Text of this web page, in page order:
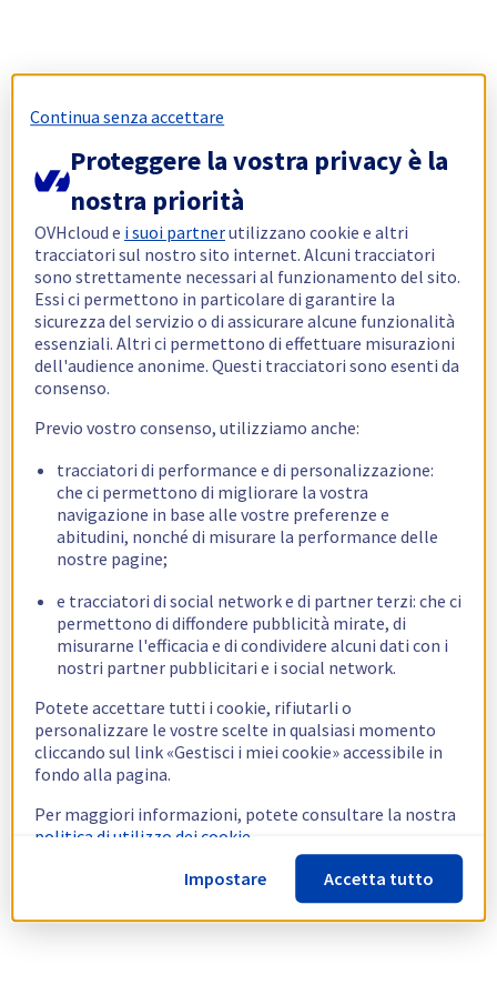
Continua senza accettare
Proteggere la vostra privacy è la
nostra priorità
OVHcloud e i suoi partnerutilizzano cookie e altri
tracciatori sul nostro sito internet. Alcuni tracciatori
sono strettamente necessari al funzionamento del sito.
Essi ci permettono in particolare di garantire la
sicurezza del servizio o di assicurare alcune funzionalità
essenziali. Altri ci permettono di effettuare misurazioni
dell'audience anonime. Questi tracciatori sono esenti da
consenso.
Previo vostro consenso, utilizziamo anche:
tracciatori di performance e di personalizzazione:
che ci permettono di migliorare la vostra
navigazione in base alle vostre preferenze e
abitudini, nonché di misurare la performance delle
nostre pagine;
e tracciatori di social network e di partner terzi: che ci
permettono di diffondere pubblicità mirate, di
misurarne l'efficacia e di condividere alcuni dati con i
nostri partner pubblicitari e i social network.
Potete accettare tutti i cookie, rifiutarli o
personalizzare le vostre scelte in qualsiasi momento
cliccando sul link «Gestisci i miei cookie» accessibile in
fondo alla pagina.
Per maggiori informazioni, potete consultare la nostra
politica di utilizzo dei cookie.
Impostare
Accetta tutto